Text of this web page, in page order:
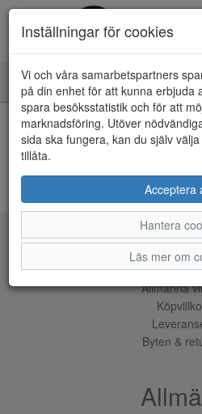
Toggle
navigation
HEM
Kunde inte hitta några artiklar...
ÅNGRA
Inställningar för cookies
Vi och våra samarbetspartners
på din enhet för att kunna erbjuda
spara besöksstatistik och för att
marknadsföring. Utöver
sida ska fungera, kan du själv
tillåta.
Acceptera
Hantera
Läs mer om
Allmänna
Byten &